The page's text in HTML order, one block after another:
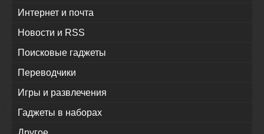
Интернет и почта
Новости и RSS
Поисковые гаджеты
Переводчики
Игры и развлечения
Гаджеты в наборах